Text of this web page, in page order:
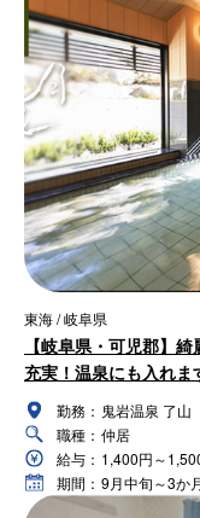
東海 / 岐阜県
【岐阜県・可児郡】
充実！温泉にも入れま
勤務： 鬼岩温泉 了山
職種： 仲居
給与： 1,400円～
期間： 9月中旬～3か